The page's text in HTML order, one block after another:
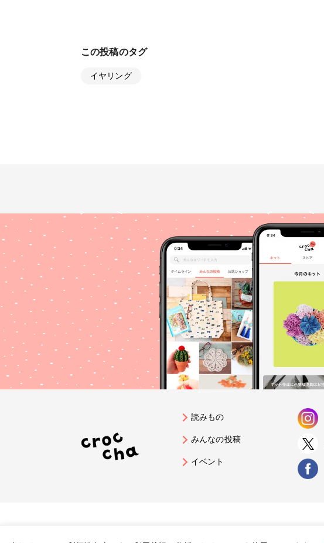
この投稿のタグ
イヤリング
読みもの
みんなの投稿
イベント